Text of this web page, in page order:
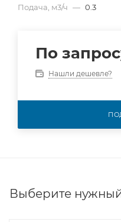
Подача, м3/ч — 0.3
По
Нашли дешевле?
Выберите